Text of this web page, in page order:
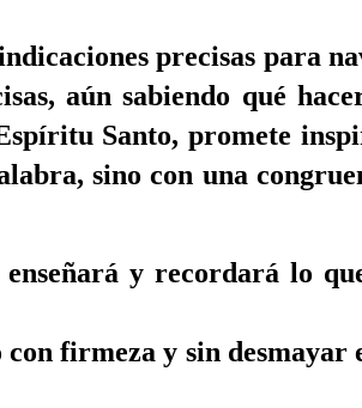
precisas para
aún sabiendo qué
Santo, promete
sino con una
y recordará lo
firmeza y sin desmayar